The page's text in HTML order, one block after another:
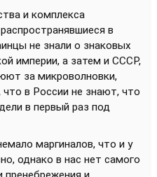
и комплекса
в
не знали о знаковых
империи, а затем и СССР,
за микроволновки,
что в России не знают, что
в первый раз под
маргиналов, что и у
однако в нас нет самого